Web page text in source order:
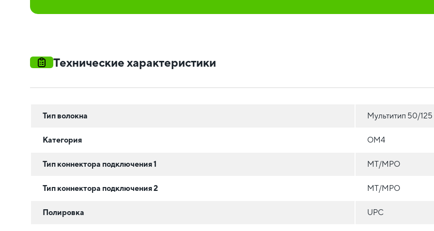
Технические характеристики
Тип волокна Мультитип 50/125
Категория OM4
Тип коннектора подключения 1 MT/MPO
Тип коннектора подключения 2 MT/MPO
Полировка UPC